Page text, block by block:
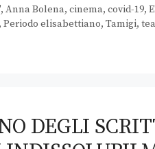
, Anna Bolena, cinema, covid-19,
, Periodo elisabettiano, Tamigi,
DEGLI